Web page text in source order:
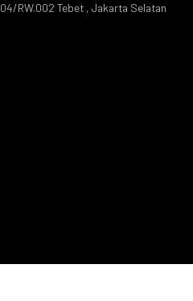
RW.002 Tebet , Jakarta Selatan